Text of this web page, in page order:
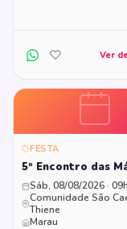
Ver
FESTA
5º Encontro das
Sáb, 08/08/2026 · 09h
Comunidade São
Thiene
Marau